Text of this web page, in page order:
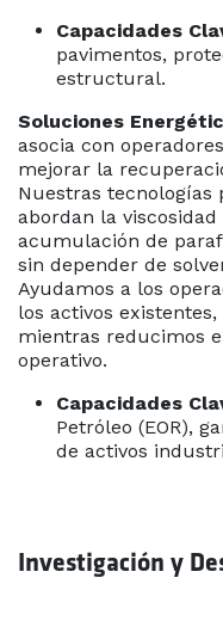
Capacidades
pavimentos,
estructural.
Soluciones
asocia con
mejorar la
Nuestras tecnologías
abordan la
acumulación de
sin depender de
Ayudamos a los
los activos
mientras reducimos
operativo.
Capacidades
Petróleo (EOR),
de activos
Investigación y